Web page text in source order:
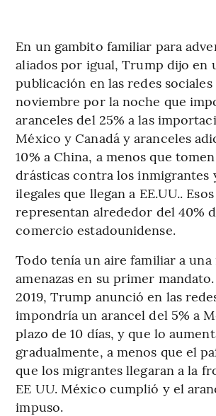
En un gambito familiar para
aliados por igual, Trump dijo en
publicación en las redes
noviembre por la noche que
aranceles del 25% a las
México y Canadá y aranceles
10% a China, a menos que
drásticas contra los inmigrantes
ilegales que llegan a EE.UU..
representan alrededor del 40%
comercio estadounidense.
Todo tenía un aire familiar a una
amenazas en su primer
2019, Trump anunció en las
impondría un arancel del 5% a
plazo de 10 días, y que lo
gradualmente, a menos que el
que los migrantes llegaran a la
EE UU. México cumplió y el
impuso.